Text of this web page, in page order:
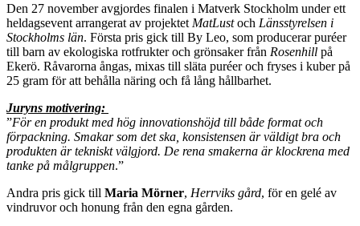
Den 27 november avgjordes finalen i Matverk Stockholm under ett
heldagsevent arrangerat av projektet MatLustoch Länsstyrelsen i
Stockholms län. Första pris gick till By Leo, som producerar puréer
till barn av ekologiska rotfrukter och grönsaker från Rosenhill på
Ekerö. Råvarorna ångas, mixas till släta puréer och fryses i kuber på
25 gram för att behålla näring och få lång hållbarhet.
Juryns motivering:
”För en produkt med hög innovationshöjd till både format och
förpackning. Smakar som det ska, konsistensen är väldigt bra och
produkten är tekniskt välgjord. De rena smakerna är klockrena med
tanke på målgruppen.”
Andra pris gick till Maria Mörner, Herrviks gård, för en gelé av
vindruvor och honung från den egna gården.